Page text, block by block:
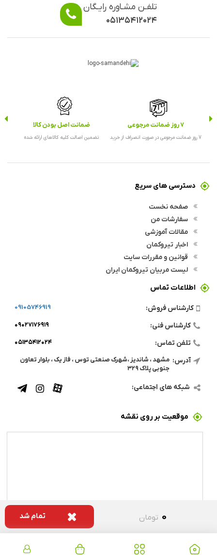
۰ تومان تمام شد
تلفـن مشـاوره رایـگان
۰۵۱۳۵۴۱۲۰۲۴
7 روز ضمانت مرجوعی
7 روز ضمانت مرجوعی در صورت انصراف از خرید
ضمانت اصل بودن کالا
تضمین اصالت کلیه کالاهای ارائه شده
دسترسی های سریع
صفحه نخست
سفارشات من
مقالات آموزشی
اخبار تیروکمان
قوانین و مقررات سایت
لیست مربیان تیروکمان ایران
اطلاعات تماس
کارشناس فروش: 09105746919
کارشناس فنی: ۰۹۰۲۷۱۷۶۹۱۹
تلفن تماس: ۰۵۱۳۵۴۱۲۰۲۴
آدرس: مشهد ، شاندیز ،شهرک صنعتی توس ، فاز یک ، بلوار تعاون
جنوبی پلاک ۳۲۹
شبکه های اجتماعی:
موقعیت بر روی نقشه